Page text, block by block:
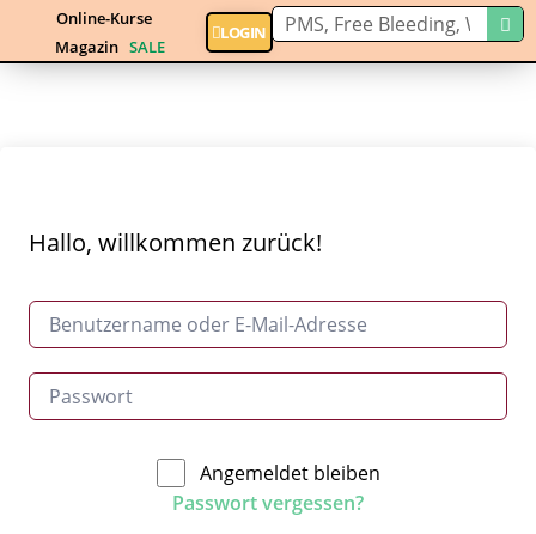
Online-Kurse
Magazin SALE
LOGIN
Hallo, willkommen zurück!
Angemeldet bleiben
Passwort vergessen?